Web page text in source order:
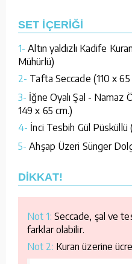
SET İÇERİĞİ
1- Altın yaldızlı Kadife
Mühürlü)
2- Tafta Seccade (110 x 65
3- İğne Oyalı Şal - Namaz
149 x 65 cm.)
4- İnci Tesbih Gül Püsküllü
5- Ahşap Üzeri Sünger
DİKKAT!
Not 1: Seccade, şal ve
farklar olabilir.
Not 2: Kuran üzerine